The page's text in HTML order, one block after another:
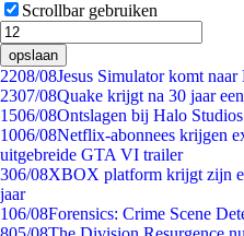
Scrollbar gebruiken
opslaan
2208/08Jesus Simulator komt
2307/08Quake krijgt na 30 jaar
1506/08Ontslagen bij Halo
1006/08Netflix-abonnees krijgen
uitgebreide GTA VI trailer
306/08XBOX platform krijgt zijn
jaar
106/08Forensics: Crime Scene